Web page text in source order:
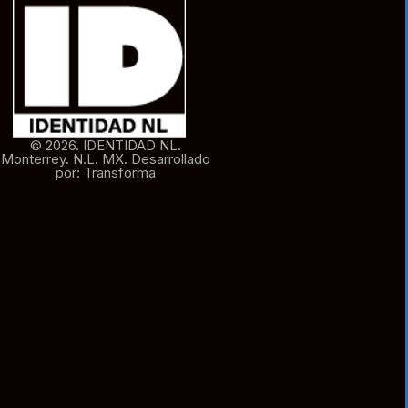
© 2026. IDENTIDAD NL.
Monterrey. N.L. MX. Desarrollado
por: Transforma